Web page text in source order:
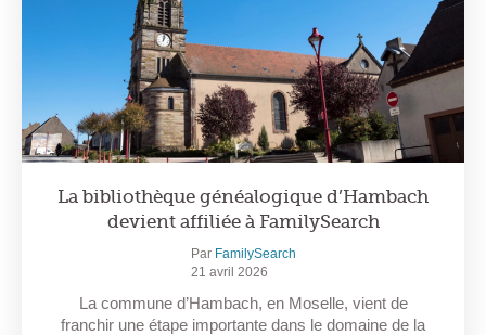
La bibliothèque généalogique d’Hambach
devient affiliée à FamilySearch
Par FamilySearch
21 avril 2026
La commune d’Hambach, en Moselle, vient de
franchir une étape importante dans le domaine de la